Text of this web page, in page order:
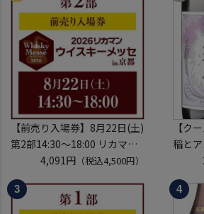
【前売り入場券】8月22日(土)
第2部14:30～18:00 リカマン
ウイスキーメッセ in京都
2026 1枚
入場券となるeチケットは【8
月中旬】にメールにて配信予
4,091円（税込4,500円）
【ク
稲と
しゅ
フト